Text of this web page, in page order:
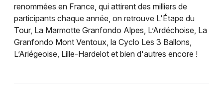
renommées en France, qui attirent des milliers de
participants chaque année, on retrouve L'Étape du
Tour, La Marmotte Granfondo Alpes, L’Ardéchoise, La
Granfondo Mont Ventoux, la Cyclo Les 3 Ballons,
L’Ariégeoise, Lille-Hardelot et bien d'autres encore !